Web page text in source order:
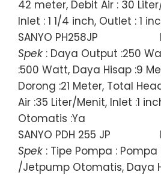
42 meter, Debit Air : 30
Inlet : 1 1/4 inch, Outlet : 1
SANYO PH258JP
Spek : Daya Output :250
:500 Watt, Daya Hisap :9
Dorong :21 Meter, Total
Air :35 Liter/Menit, Inlet :1
Otomatis :Ya
SANYO PDH 255 JP
Spek : Tipe Pompa :
/Jetpump Otomatis, Daya